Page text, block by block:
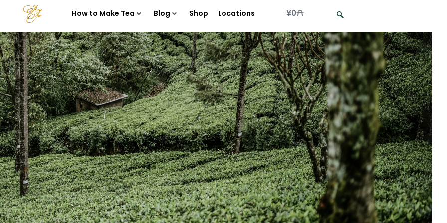
How to Make Tea Blog Shop Locations ¥0